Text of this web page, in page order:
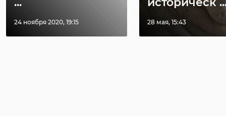
24 ноября 2020, 19:15 28 мая, 15:43